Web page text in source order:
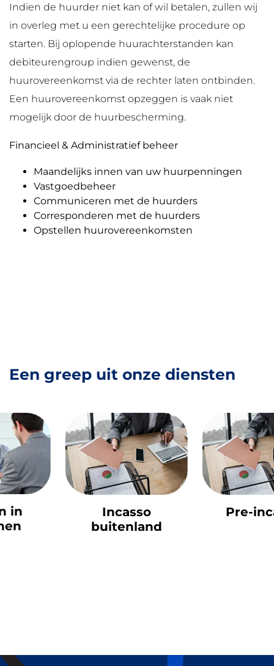
Indien de huurder niet kan of wil betalen, zullen wij
in overleg met u een gerechtelijke procedure op
starten. Bij oplopende huurachterstanden kan
debiteurengroup indien gewenst, de
huurovereenkomst via de rechter laten ontbinden.
Een huurovereenkomst opzeggen is vaak niet
mogelijk door de huurbescherming.
Financieel & Administratief beheer
Maandelijks innen van uw huurpenningen
Vastgoedbeheer
Communiceren met de huurders
Corresponderen met de huurders
Opstellen huurovereenkomsten
Een greep uit onze diensten
Incasso
buitenland
Pre-